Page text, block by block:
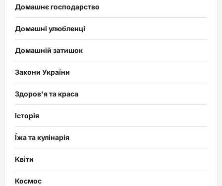
Домашнє господарство
Домашні улюбленці
Домашній затишок
Закони України
Здоров'я та краса
Історія
Їжа та кулінарія
Квіти
Космос